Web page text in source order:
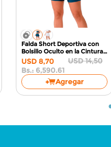
Chaqueta Deportiva Reloj de
Arena Blanco M
USD 13,50 USD 22,50
Bs.: 10,226.80
Agregar